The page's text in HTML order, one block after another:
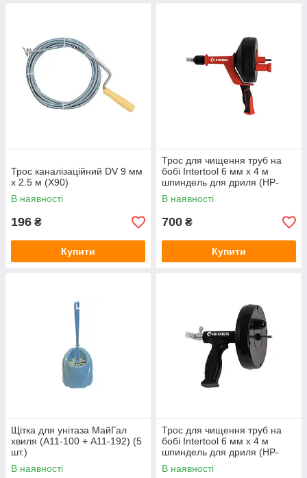
Трос каналізаційний DV 9 мм
x 2.5 м (X90)
В наявності
196 ₴
Купити
Трос для чищення труб на
бобі Intertool 6 мм x 4 м
шпиндель для дриля (HP-
1010)
В наявності
700 ₴
Купити
Щітка для унітаза МайГал
хвиля (А11-100 + А11-192) (5
шт.)
В наявності
Трос для чищення труб на
бобі Intertool 6 мм x 4 м
шпиндель для дриля (HP-
1008)
В наявності